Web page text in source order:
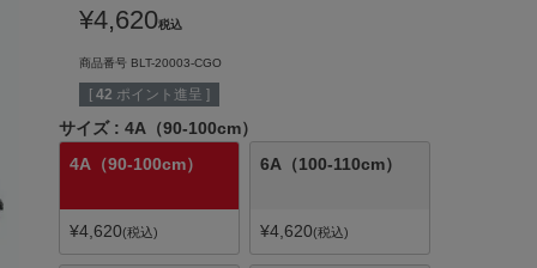
¥4,620税込
商品番号 BLT-20003-CGO
[ 42 ポイント進呈 ]
サイズ
4A（90-100cm）
4A（90-100cm）
¥4,620 税込
6A（100-110cm）
¥4,620 税込